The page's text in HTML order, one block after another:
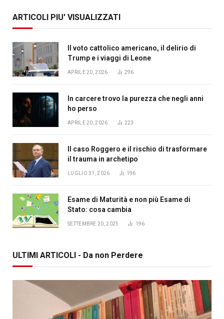
ARTICOLI PIU' VISUALIZZATI
Il voto cattolico americano, il delirio di
Trump e i viaggi di Leone
APRILE 20, 2026 296
In carcere trovo la purezza che negli anni
ho perso
APRILE 20, 2026 223
Il caso Roggero e il rischio di trasformare
il trauma in archetipo
LUGLIO 31, 2026 196
Esame di Maturità e non più Esame di
Stato: cosa cambia
SETTEMBRE 20, 2025 196
ULTIMI ARTICOLI - Da non Perdere